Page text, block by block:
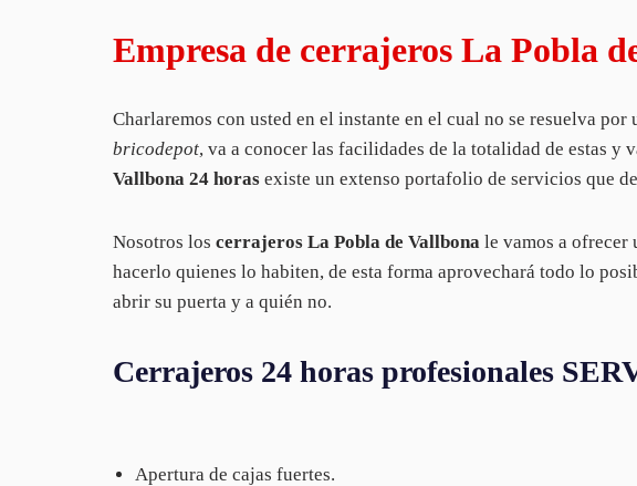
Empresa de cerrajeros La Pobla
Charlaremos con usted en el instante en el cual no se resuelva por
bricodepot, va a conocer las facilidades de la totalidad de estas y
Vallbona 24 horas existe un extenso portafolio de servicios que
Nosotros los cerrajeros La Pobla de Vallbona le vamos a ofrecer
hacerlo quienes lo habiten, de esta forma aprovechará todo lo
abrir su puerta y a quién no.
Cerrajeros 24 horas profesionales
Apertura de cajas fuertes.